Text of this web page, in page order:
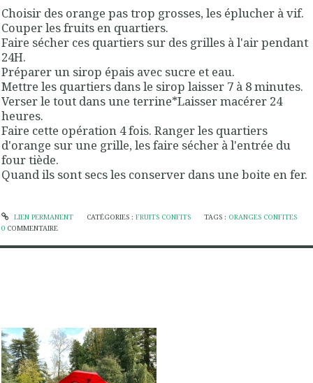
Choisir des orange pas trop grosses, les éplucher à vif.
Couper les fruits en quartiers.
Faire sécher ces quartiers sur des grilles à l'air pendant
24H.
Préparer un sirop épais avec sucre et eau.
Mettre les quartiers dans le sirop laisser 7 à 8 minutes.
Verser le tout dans une terrine*Laisser macérer 24
heures.
Faire cette opération 4 fois. Ranger les quartiers
d'orange sur une grille, les faire sécher à l'entrée du
four tiède.
Quand ils sont secs les conserver dans une boite en fer.
LIEN PERMANENT CATÉGORIES : FRUITS CONFITS TAGS : ORANGES CONFITES
0 COMMENTAIRE